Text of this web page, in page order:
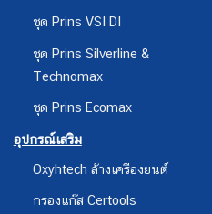
ชุด Prins VSI DI
ชุด Prins Silverline &
Technomax
ชุด Prins Ecomax
อุปกรณ์เสริม
Oxyhtech ล้างเครืองยนต์
กรองแก๊ส Certools